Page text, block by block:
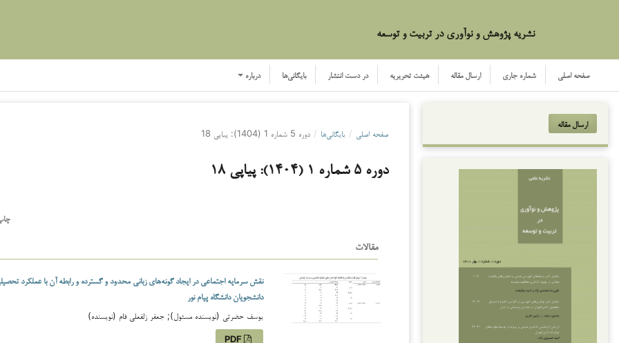
نشریه پژوهش و نوآوری در تربیت و توسعه
صفحه اصلی شماره جاری ارسال مقاله هیئت تحریریه در دست انتشار بایگانی‌ها درباره
ارسال مقاله
صفحه اصلی / بایگانی‌ها / دوره 5 شماره 1 (1404): پیاپی 18
دوره 5 شماره 1 (1404): پیاپی 18
مقالات
نقش سرمایه اجتماعی در ایجاد گونه‌های زبانی محدود و گسترده و رابطه آن با عملكرد
دانشجویان دانشگاه پیام نور
یوسف حضرتی (نویسنده مسئول); جعفر زلفعلی فام (نویسنده)